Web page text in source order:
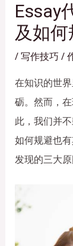
Essay
及如
/写作技巧 /
在知识的世
砺。然而，在
此，我们并
如何规避也
发现的三大